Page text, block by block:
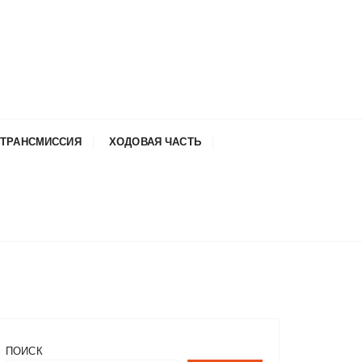
ТРАНСМИССИЯ ХОДОВАЯ ЧАСТЬ
ПОИСК